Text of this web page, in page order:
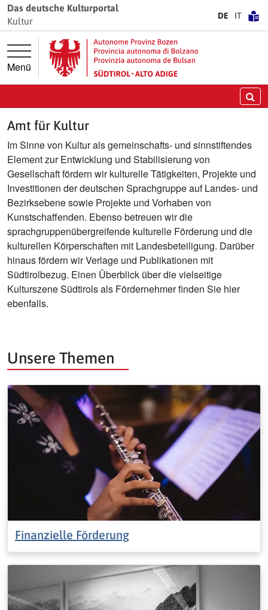
Springe direkt zur Hauptnavigation
Springe direkt zum Inhalt
Das deutsche Kulturportal
Kultur
DE IT
Menü
Amt für Kultur
Im Sinne von Kultur als gemeinschafts- und sinnstiftendes
Element zur Entwicklung und Stabilisierung von
Gesellschaft fördern wir kulturelle Tätigkeiten, Projekte und
Investitionen der deutschen Sprachgruppe auf Landes- und
Bezirksebene sowie Projekte und Vorhaben von
Kunstschaffenden. Ebenso betreuen wir die
sprachgruppenübergreifende kulturelle Förderung und die
kulturellen Körperschaften mit Landesbeteiligung. Darüber
hinaus fördern wir Verlage und Publikationen mit
Südtirolbezug. Einen Überblick über die vielseitige
Kulturszene Südtirols als Fördernehmer finden Sie hier
ebenfalls.
Unsere Themen
Finanzielle Förderung